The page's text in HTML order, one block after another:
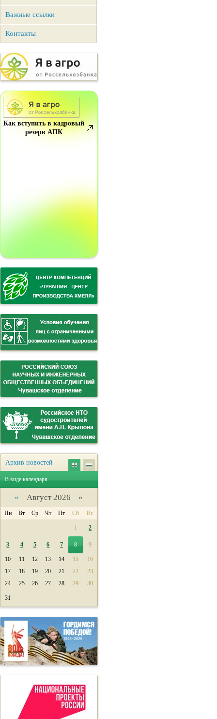
Важные ссылки
Контакты
Как вступить в кадровый
резерв АПК
Архив новостей
В виде календаря
« Август 2026 »
Пн Вт Ср Чт Пт Сб Вс
1 2
3 4 5 6 7 8 9
10 11 12 13 14 15
16
17
18 19 20 21 22
23
24
25 26 27 28 29 30
31